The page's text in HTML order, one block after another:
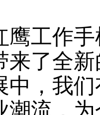
鹰工作
来了全
中，我
潮流，